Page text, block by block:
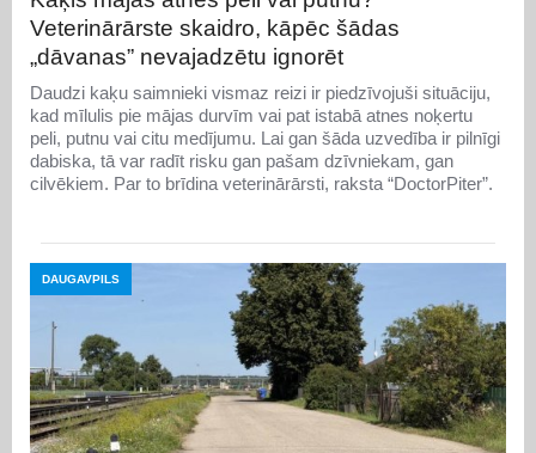
Veterinārārste skaidro, kāpēc šādas
„dāvanas” nevajadzētu ignorēt
Daudzi kaķu saimnieki vismaz reizi ir piedzīvojuši situāciju,
kad mīlulis pie mājas durvīm vai pat istabā atnes noķertu
peli, putnu vai citu medījumu. Lai gan šāda uzvedība ir pilnīgi
dabiska, tā var radīt risku gan pašam dzīvniekam, gan
cilvēkiem. Par to brīdina veterinārārsti, raksta “DoctorPiter”.
DAUGAVPILS